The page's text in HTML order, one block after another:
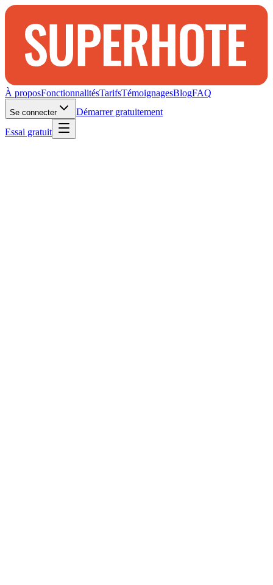
À proposFonctionnalitésTarifsTémoignagesBlogFAQ
Se connecter
Démarrer gratuitement
Essai gratuit